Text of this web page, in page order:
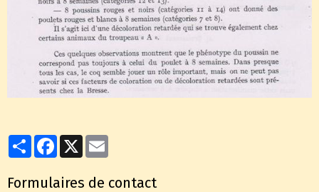
PartagerFacebook
X
Formulaires de contact